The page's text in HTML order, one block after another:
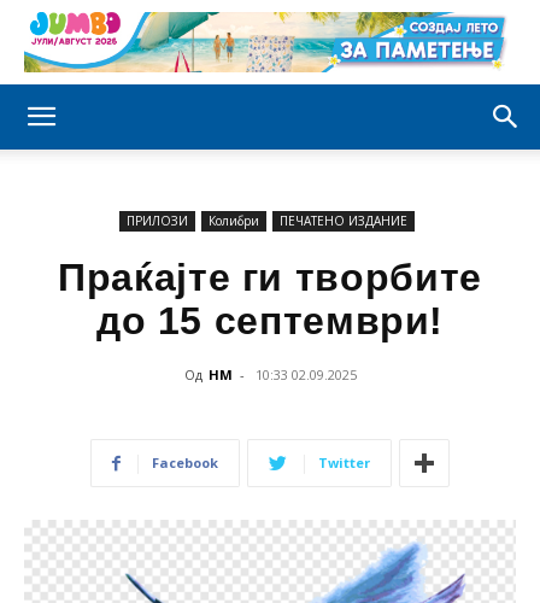
ПРИЛОЗИ Колибри ПЕЧАТЕНО ИЗДАНИЕ
Праќајте ги творбите
до 15 септември!
Од НМ - 10:33 02.09.2025
Facebook Twitter